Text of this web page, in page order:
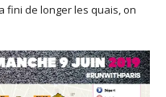
fini de longer les quais, on